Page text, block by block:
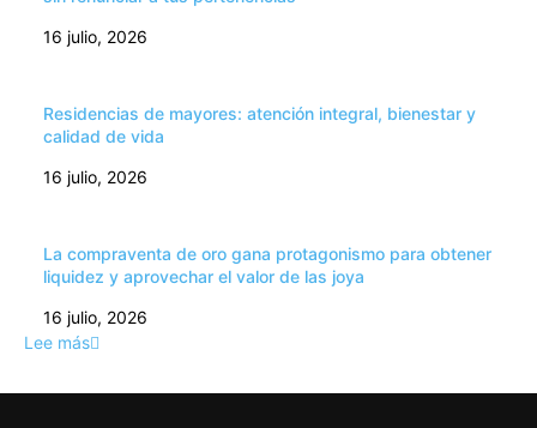
16 julio, 2026
Residencias de mayores: atención integral, bienestar y
calidad de vida
16 julio, 2026
La compraventa de oro gana protagonismo para obtener
liquidez y aprovechar el valor de las joya
16 julio, 2026
Lee más